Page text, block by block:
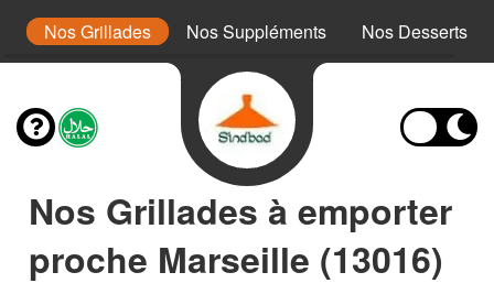
Nos Grillades Nos Suppléments Nos Desserts
Nos Grillades à emporter
proche Marseille (13016)